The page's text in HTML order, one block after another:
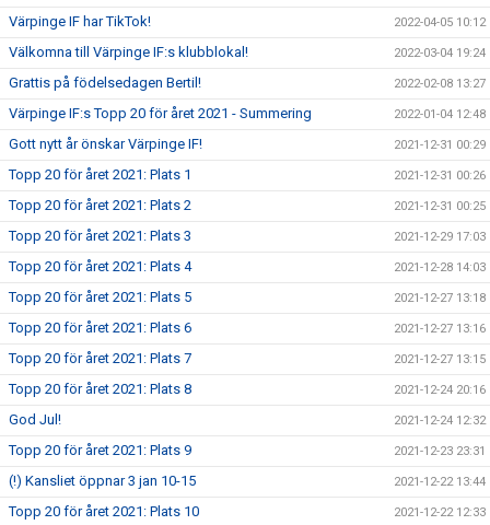
Värpinge IF har TikTok! 2022-04-05 10:12
Välkomna till Värpinge IF:s klubblokal! 2022-03-04 19:24
Grattis på födelsedagen Bertil! 2022-02-08 13:27
Värpinge IF:s Topp 20 för året 2021 - Summering 2022-01-04 12:48
Gott nytt år önskar Värpinge IF! 2021-12-31 00:29
Topp 20 för året 2021: Plats 1 2021-12-31 00:26
Topp 20 för året 2021: Plats 2 2021-12-31 00:25
Topp 20 för året 2021: Plats 3 2021-12-29 17:03
Topp 20 för året 2021: Plats 4 2021-12-28 14:03
Topp 20 för året 2021: Plats 5 2021-12-27 13:18
Topp 20 för året 2021: Plats 6 2021-12-27 13:16
Topp 20 för året 2021: Plats 7 2021-12-27 13:15
Topp 20 för året 2021: Plats 8 2021-12-24 20:16
God Jul! 2021-12-24 12:32
Topp 20 för året 2021: Plats 9 2021-12-23 23:31
(!) Kansliet öppnar 3 jan 10-15 2021-12-22 13:44
Topp 20 för året 2021: Plats 10 2021-12-22 12:33